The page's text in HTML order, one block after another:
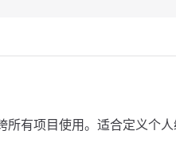
有项目使用。适合定义个